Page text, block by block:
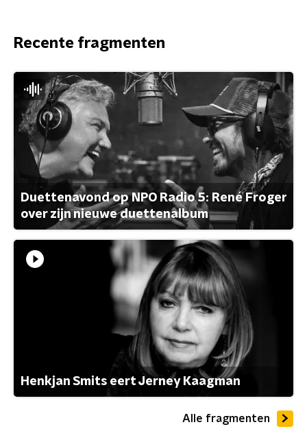
Recente fragmenten
Duettenavond op NPO Radio 5: René Froger
over zijn nieuwe duettenalbum
Henkjan Smits eert Jerney Kaagman
Alle fragmenten